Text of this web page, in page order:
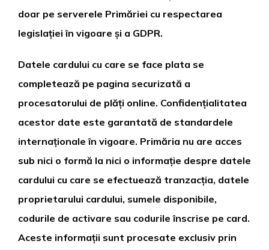
doar pe serverele Primăriei cu respectarea
legislației în vigoare și a GDPR.
Datele cardului cu care se face plata se
completează pe pagina securizată a
procesatorului de plăți online. Confidențialitatea
acestor date este garantată de standardele
internaționale în vigoare. Primăria nu are acces
sub nici o formă la nici o informație despre datele
cardului cu care se efectuează tranzacția, datele
proprietarului cardului, sumele disponibile,
codurile de activare sau codurile înscrise pe card.
Aceste informații sunt procesate exclusiv prin